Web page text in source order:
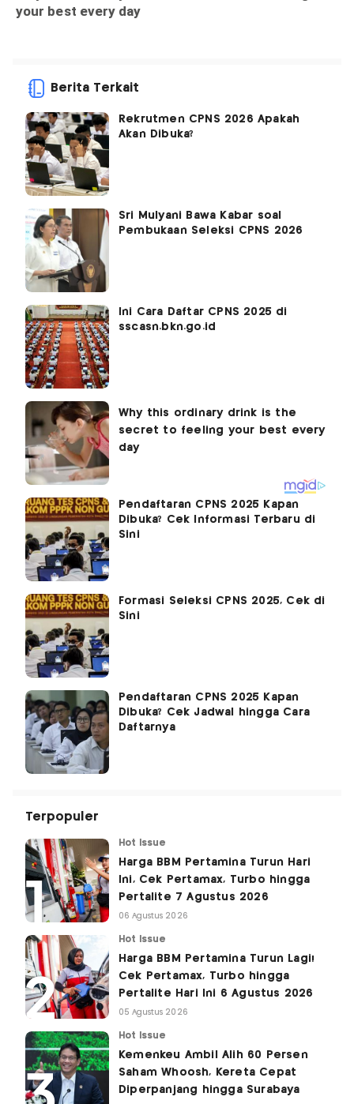
Berita Terkait
Rekrutmen CPNS 2026 Apakah
Akan Dibuka?
Sri Mulyani Bawa Kabar soal
Pembukaan Seleksi CPNS 2026
Ini Cara Daftar CPNS 2025 di
sscasn.bkn.go.id
Pendaftaran CPNS 2025 Kapan
Dibuka? Cek Informasi Terbaru di
Sini
Formasi Seleksi CPNS 2025, Cek di
Sini
Pendaftaran CPNS 2025 Kapan
Dibuka? Cek Jadwal hingga Cara
Daftarnya
Terpopuler
Hot Issue
Harga BBM Pertamina Turun Hari
Ini, Cek Pertamax, Turbo hingga
Pertalite 7 Agustus 2026
06 Agustus 2026
Hot Issue
Harga BBM Pertamina Turun Lagi!
Cek Pertamax, Turbo hingga
Pertalite Hari Ini 6 Agustus 2026
05 Agustus 2026
Hot Issue
Kemenkeu Ambil Alih 60 Persen
Saham Whoosh, Kereta Cepat
Diperpanjang hingga Surabaya